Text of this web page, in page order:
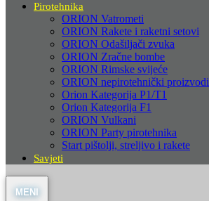
Pirotehnika
ORION Vatrometi
ORION Rakete i raketni setovi
ORION Odašiljači zvuka
ORION Zračne bombe
ORION Rimske svijeće
ORION nepirotehnički proizvodi
Orion Kategorija P1/T1
Orion Kategorija F1
ORION Vulkani
ORION Party pirotehnika
Start pištolji, streljivo i rakete
Savjeti